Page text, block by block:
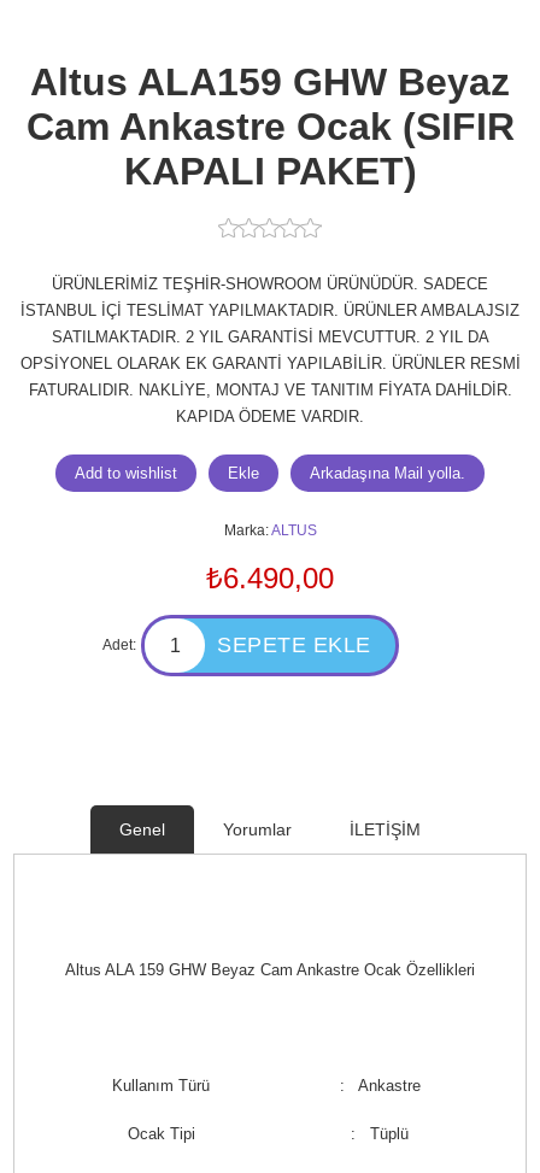
Altus ALA159 GHW Beyaz
Cam Ankastre Ocak (SIFIR
KAPALI PAKET)
ÜRÜNLERİMİZ TEŞHİR-SHOWROOM ÜRÜNÜDÜR. SADECE
İSTANBUL İÇİ TESLİMAT YAPILMAKTADIR. ÜRÜNLER AMBALAJSIZ
SATILMAKTADIR. 2 YIL GARANTİSİ MEVCUTTUR. 2 YIL DA
OPSİYONEL OLARAK EK GARANTİ YAPILABİLİR. ÜRÜNLER RESMİ
FATURALIDIR. NAKLİYE, MONTAJ VE TANITIM FİYATA DAHİLDİR.
KAPIDA ÖDEME VARDIR.
Marka:ALTUS
₺6.490,00
Adet:
Genel Yorumlar İLETİŞİM
Altus ALA 159 GHW Beyaz Cam Ankastre Ocak Özellikleri
Kullanım Türü : Ankastre
Ocak Tipi : Tüplü